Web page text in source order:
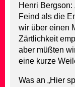
Henri Bergson:
Feind als die
wir über einen
Zärtlichkeit
aber müßten
eine kurze
Was an „Hier